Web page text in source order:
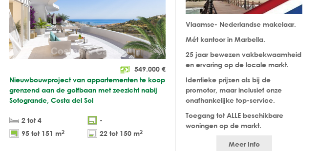
Vlaamse- Nederlandse makelaar.
Mét kantoor in Marbella.
25 jaar bewezen vakbekwaamheid
en ervaring op de locale markt.
Identieke prijzen als bij de
promotor, maar inclusief onze
onafhankelijke top-service.
Toegang tot ALLE beschikbare
woningen op de markt.
Meer Info
549.000 €
Nieuwbouwproject van appartementen te koop
grenzend aan de golfbaan met zeezicht nabij
Sotogrande, Costa del Sol
2 tot 4
-
95 tot 151 m2 22 tot 150 m2